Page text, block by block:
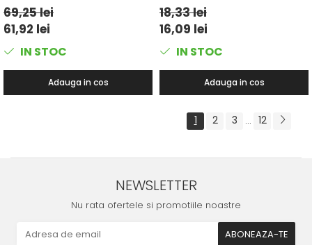
69,25 lei
61,92 lei
IN STOC
Adauga in cos
18,33 lei
16,09 lei
IN STOC
Adauga in cos
1 2 3 ... 12
NEWSLETTER
Nu rata ofertele si promotiile noastre